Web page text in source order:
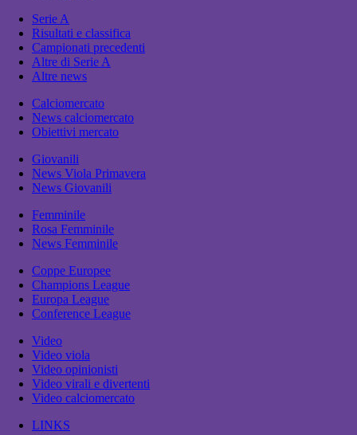
Serie A
Risultati e classifica
Campionati precedenti
Altre di Serie A
Altre news
Calciomercato
News calciomercato
Obiettivi mercato
Giovanili
News Viola Primavera
News Giovanili
Femminile
Rosa Femminile
News Femminile
Coppe Europee
Champions League
Europa League
Conference League
Video
Video viola
Video opinionisti
Video virali e divertenti
Video calciomercato
LINKS